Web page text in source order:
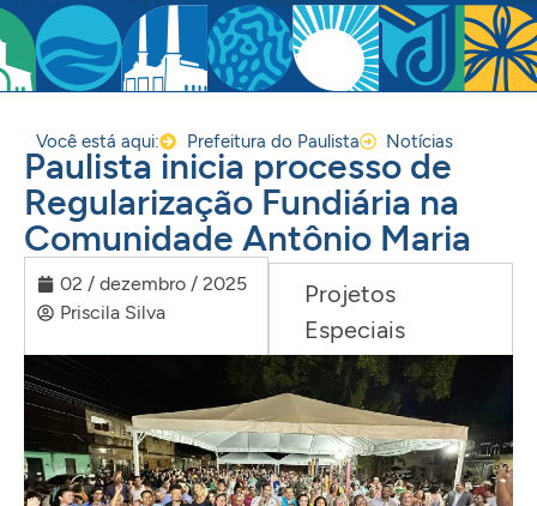
Você está aqui: Prefeitura do Paulista Notícias
Paulista inicia processo de
Regularização Fundiária na
Comunidade Antônio Maria
02 / dezembro / 2025
Priscila Silva
Projetos
Especiais